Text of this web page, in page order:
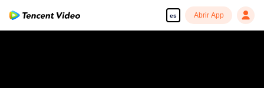
es Abrir App